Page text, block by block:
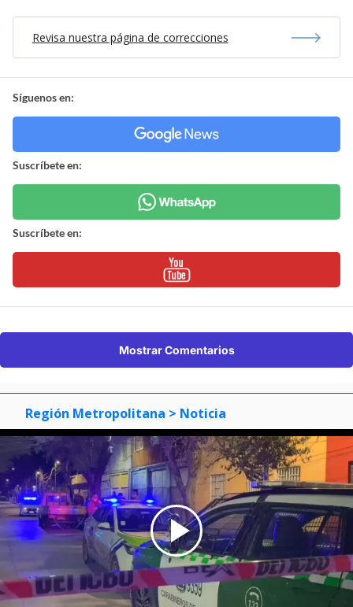
Revisa nuestra página de correcciones
Síguenos en:
Suscríbete en:
Suscríbete en:
Mostrar Comentarios
Región Metropolitana > Noticia